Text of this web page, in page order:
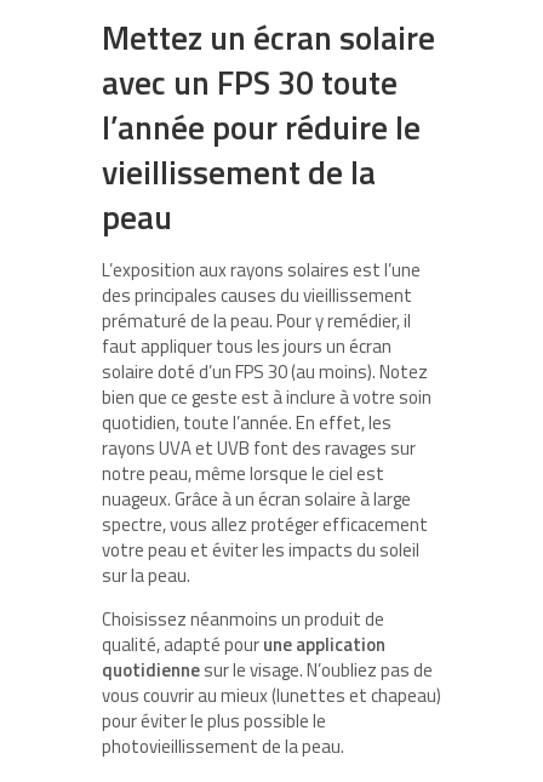
Mettez un écran solaire
avec un FPS 30 toute
l’année pour réduire le
vieillissement de la
peau
L’exposition aux rayons solaires est l’une
des principales causes du vieillissement
prématuré de la peau. Pour y remédier, il
faut appliquer tous les jours un écran
solaire doté d’un FPS 30 (au moins). Notez
bien que ce geste est à inclure à votre soin
quotidien, toute l’année. En effet, les
rayons UVA et UVB font des ravages sur
notre peau, même lorsque le ciel est
nuageux. Grâce à un écran solaire à large
spectre, vous allez protéger efficacement
votre peau et éviter les impacts du soleil
sur la peau.
Choisissez néanmoins un produit de
qualité, adapté pourune application
quotidiennesur le visage. N’oubliez pas de
vous couvrir au mieux (lunettes et chapeau)
pour éviter le plus possible le
photovieillissement de la peau.